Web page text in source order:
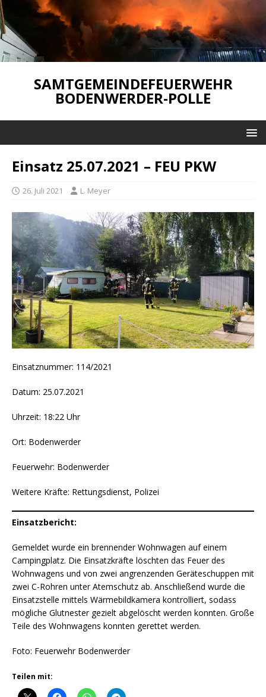
SAMTGEMEINDEFEUERWEHR
BODENWERDER-POLLE
Einsatz 25.07.2021 – FEU PKW
26. Juli 2021 L. Meyer
Einsatznummer: 114/2021
Datum: 25.07.2021
Uhrzeit: 18:22 Uhr
Ort: Bodenwerder
Feuerwehr: Bodenwerder
Weitere Kräfte: Rettungsdienst, Polizei
Einsatzbericht:
Gemeldet wurde ein brennender Wohnwagen auf einem
Campingplatz. Die Einsatzkräfte löschten das Feuer des
Wohnwagens und von zwei angrenzenden Geräteschuppen mit
zwei C-Rohren unter Atemschutz ab. Anschließend wurde die
Einsatzstelle mittels Wärmebildkamera kontrolliert, sodass
mögliche Glutnester gezielt abgelöscht werden konnten. Große
Teile des Wohnwagens konnten gerettet werden.
Foto: Feuerwehr Bodenwerder
Teilen mit: